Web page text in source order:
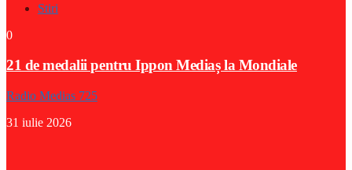
Stiri
0
21 de medalii pentru Ippon Mediaș la Mondiale
Radio Medias 725
31 iulie 2026